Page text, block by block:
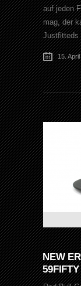
auf jeden
mag, der
Justfitteds
15.
NEW
59FIFTY